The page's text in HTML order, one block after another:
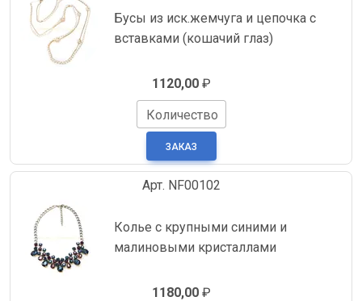
Бусы из иск.жемчуга и цепочка с
вставками (кошачий глаз)
1120,00₽
Количество
Арт. NF00102
Колье с крупными синими и
малиновыми кристаллами
1180,00₽